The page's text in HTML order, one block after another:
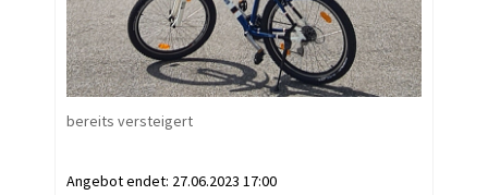
bereits versteigert
Angebot endet: 27.06.2023 17:00